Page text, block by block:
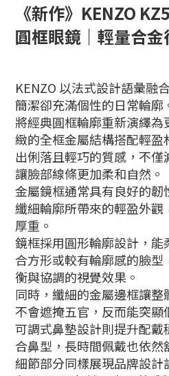
《新作》KENZO
圓框眼鏡｜輕量合
KENZO 以法式設計語彙融
簡潔卻充滿個性的日常輪廓
將經典圓框輪廓重新演繹
緻的全框金屬結構搭配輕
出俐落且輕巧的質感，不
讓臉部線條更加柔和自然。
金屬鏡框通常具有良好的
纖細輪廓所帶來的輕盈外
厚重。
鏡框採用圓形輪廓設計，
合方形或較有輪廓感的臉
衡與協調的視覺效果。
同時，纖細的金屬邊框讓整
不會遮掩五官，反而能突
可調式鼻墊設計則提升配
合鼻型，長時間佩戴也依然
細節部分同樣展現品牌設